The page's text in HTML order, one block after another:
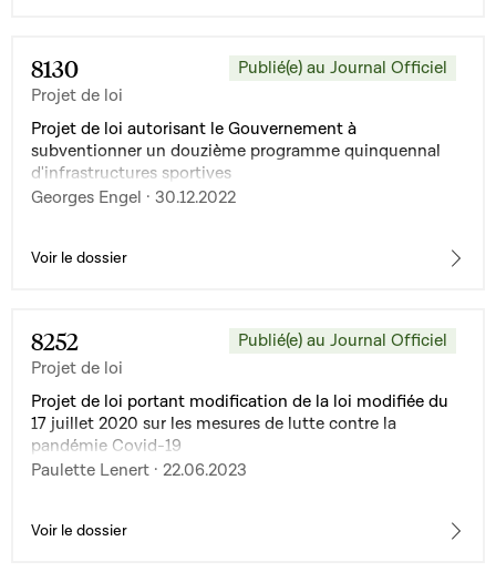
prix des granulés de bois pour le chauffage primaire des
ménages privés ; 4° la loi du 23 décembre 2022
instituant une contribution étatique visant à limiter la
hausse des prix des services de charge de véhicules
électriques sur les bornes de charge accessibles au
public ; 5° la loi du 17 mars 2023 instituant une
contribution étatique visant à limiter la hausse des prix
raccordés à un réseau de chauffage urbain
8130
Projet de loi
Publié(e) au Journal Officiel
Projet de loi autorisant le Gouvernement à
subventionner un douzième programme quinquennal
d'infrastructures sportives
Georges Engel · 30.12.2022
Voir le dossier
8252
Projet de loi
Publié(e) au Journal Officiel
Projet de loi portant modification de la loi modifiée du
17 juillet 2020 sur les mesures de lutte contre la
pandémie Covid-19
Paulette Lenert · 22.06.2023
Voir le dossier